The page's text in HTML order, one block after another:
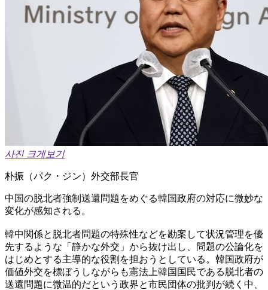
사진 크게보기
朴振（パク・ジン）外交部長官
中国の脱北者強制送還問題をめぐる韓国政府の対応に微妙な
変化が感知される。
韓中関係と脱北者問題の特殊性などを勘案して状況管理を優
先するような「静かな外交」から抜け出し、問題の公論化を
はじめとする主導的な役割を担おうとしている。韓国政府が
価値外交を標ぼうしながらも憲法上韓国国民である脱北者の
送還問題に微温的だという政界と市民団体の批判が続く中、